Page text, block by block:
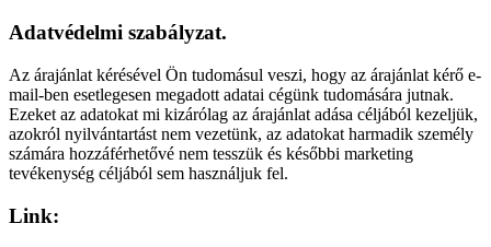
Adatvédelmi szabályzat.
Az árajánlat kérésével Ön tudomásul veszi, hogy az árajánlat kérő e-
mail-ben esetlegesen megadott adatai cégünk tudomására jutnak.
Ezeket az adatokat mi kizárólag az árajánlat adása céljából kezeljük,
azokról nyilvántartást nem vezetünk, az adatokat harmadik személy
számára hozzáférhetővé nem tesszük és későbbi marketing
tevékenység céljából sem használjuk fel.
Link: